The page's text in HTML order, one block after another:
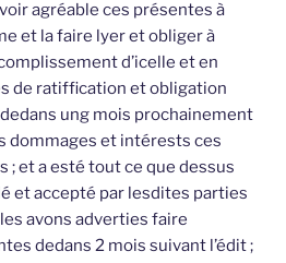
agréable ces présentes à
et la faire lyer et obliger à
d’icelle et en
de ratiffication et obligation
ung mois prochainement
dommages et intérests ces
; et a esté tout ce que dessus
et accepté par lesdites parties
avons adverties faire
dedans 2 mois suivant l’édit ;